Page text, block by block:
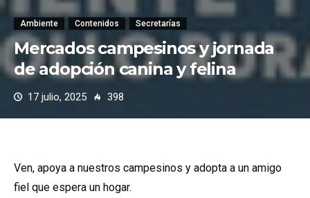
Ambiente Contenidos Secretarías
Mercados campesinos y jornada
de adopción canina y felina
17 julio, 2025 398
Ven, apoya a nuestros campesinos y adopta a un amigo
fiel que espera un hogar.